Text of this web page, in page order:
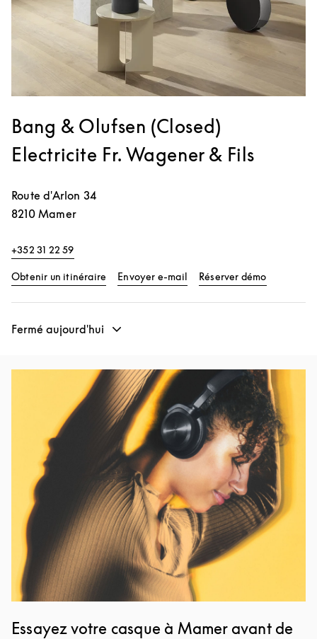
Bang & Olufsen (Closed)
Electricite Fr. Wagener & Fils
Route d'Arlon 34
8210 Mamer
+352 31 22 59
Obtenir un itinéraire Link Opens in New Tab
Envoyer e-mail Réserver démo
Fermé aujourd'hui
Image de l’événement
Essayez votre casque à Mamer avant de